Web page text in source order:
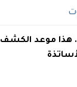
هذا موعد الكشف